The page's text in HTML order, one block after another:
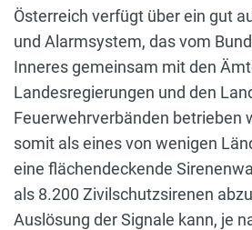
Österreich verfügt über ein gut
und Alarmsystem, das vom
Inneres gemeinsam mit den
Landesregierungen und den
Feuerwehrverbänden betrieben
somit als eines von wenigen
eine flächendeckende
als 8.200 Zivilschutzsirenen
Auslösung der Signale kann, je